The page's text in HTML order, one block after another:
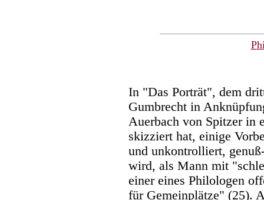
In "Das Porträt", dem
Gumbrecht in
Auerbach von Spitzer in
skizziert hat, einige
und unkontrolliert,
wird, als Mann mit
einer eines Philologen
für Gemeinplätze" (25).